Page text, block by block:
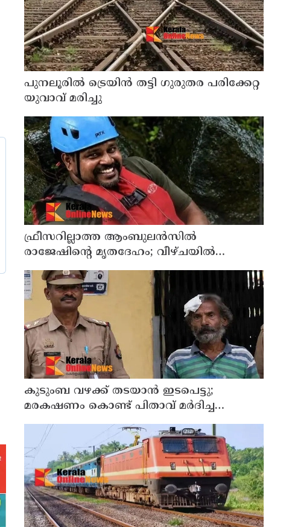
പുനലൂരിൽ ട്രെയിൻ തട്ടി ഗുരുതര പരിക്കേറ്റ
യുവാവ് മരിച്ചു
ഫ്രീസറില്ലാത്ത ആംബുലൻസിൽ
രാജേഷിൻ്റെ മൃതദേഹം; വീഴ്ചയിൽ
വിശദീകരണം തേടി കണ്ണൂർ എഡിഎം
കുടുംബ വഴക്ക് തടയാന്‍ ഇടപെട്ടു;
മരകഷണം കൊണ്ട് പിതാവ് മർദിച്ച
17കാരിക്ക് ദാരുണാന്ത്യം